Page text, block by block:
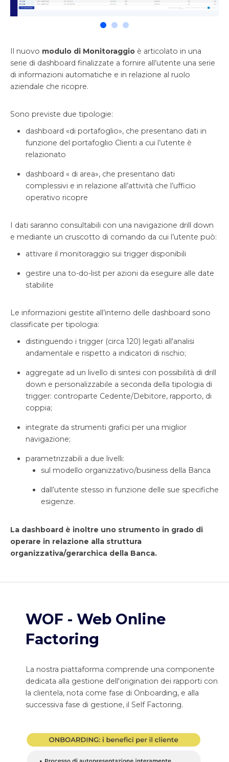
Il nuovo modulo di Monitoraggio è articolato in una
serie di dashboard finalizzate a fornire all’utente una serie
di informazioni automatiche e in relazione al ruolo
aziendale che ricopre.
Sono previste due tipologie:
dashboard «di portafoglio», che presentano dati in
funzione del portafoglio Clienti a cui l’utente è
relazionato
dashboard « di area», che presentano dati
complessivi e in relazione all’attività che l’ufficio
operativo ricopre
I dati saranno consultabili con una navigazione drill down
e mediante un cruscotto di comando da cui l’utente può:
attivare il monitoraggio sui trigger disponibili
gestire una to-do-list per azioni da eseguire alle date
stabilite
Le informazioni gestite all’interno delle dashboard sono
classificate per tipologia:
distinguendo i trigger (circa 120) legati all'analisi
andamentale e rispetto a indicatori di rischio;
aggregate ad un livello di sintesi con possibilità di drill
down e personalizzabile a seconda della tipologia di
trigger: controparte Cedente/Debitore, rapporto, di
coppia;
integrate da strumenti grafici per una miglior
navigazione;
parametrizzabili a due livelli:
sul modello organizzativo/business della Banca
dall’utente stesso in funzione delle sue specifiche
esigenze.
La dashboard è inoltre uno strumento in grado di
operare in relazione alla struttura
organizzativa/gerarchica della Banca.
WOF - Web Online
Factoring
La nostra piattaforma comprende una componente
dedicata alla gestione dell'origination dei rapporti con
la clientela, nota come fase di Onboarding, e alla
successiva fase di gestione, il Self Factoring.